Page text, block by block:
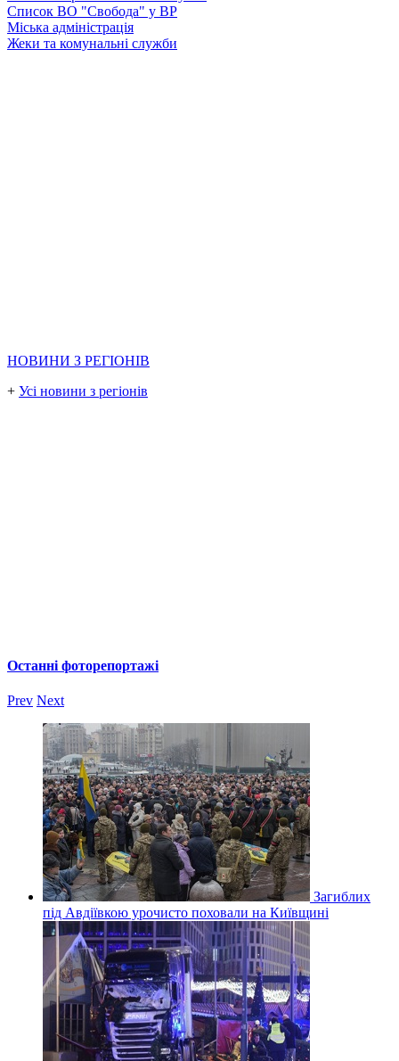
Список ВО "Свобода" у ВР
Міська адміністрація
Жеки та комунальні служби
НОВИНИ З РЕГІОНІВ
+ Усі новини з регіонів
Останні фоторепортажі
Prev Next
Загиблих
під Авдіївкою урочисто поховали на Київщині